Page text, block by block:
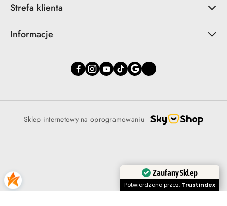
Strefa klienta
Informacje
Sklep internetowy na oprogramowaniu
Zaufany Sklep
Potwierdzono przez: Trustindex